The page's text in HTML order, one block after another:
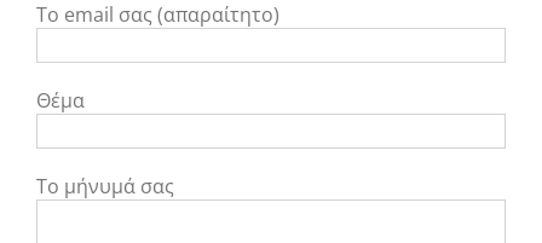
Το email σας (απαραίτητο)
Θέμα
Το μήνυμά σας